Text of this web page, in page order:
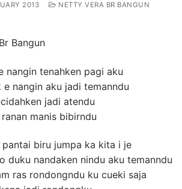
2013
NETTY VERA BR BANGUN
Bangun
nangin tenahken pagi aku
nangin aku jadi temanndu
jadi atendu
manis bibirndu
biru jumpa ka kita i je
duku nandaken nindu aku temanndu
ras rondongndu ku cueki saja